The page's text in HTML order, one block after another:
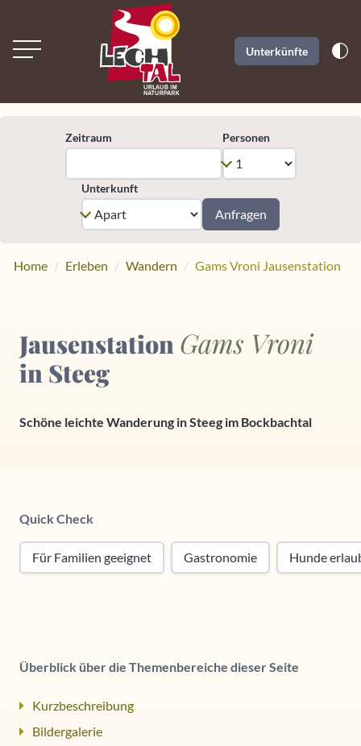
Unterkünfte
Zeitraum Personen
Unterkunft
Anfragen
Home Erleben Wandern Gams Vroni Jausenstation
Jausenstation Gams Vroni
in Steeg
Schöne leichte Wanderung in Steeg im Bockbachtal
Quick Check
Für Familien geeignet Gastronomie Hunde
Überblick über die Themenbereiche dieser Seite
Kurzbeschreibung
Bildergalerie